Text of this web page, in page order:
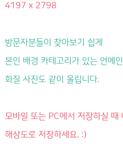
4197 x 2798
방문자분들이 찾아보기 쉽게
본인 배경 카테고리가 있는 연예
화질 사진도 같이 올립니다.
모바일 또는 PC에서 저장하실 때
해상도로 저장하세요. :)